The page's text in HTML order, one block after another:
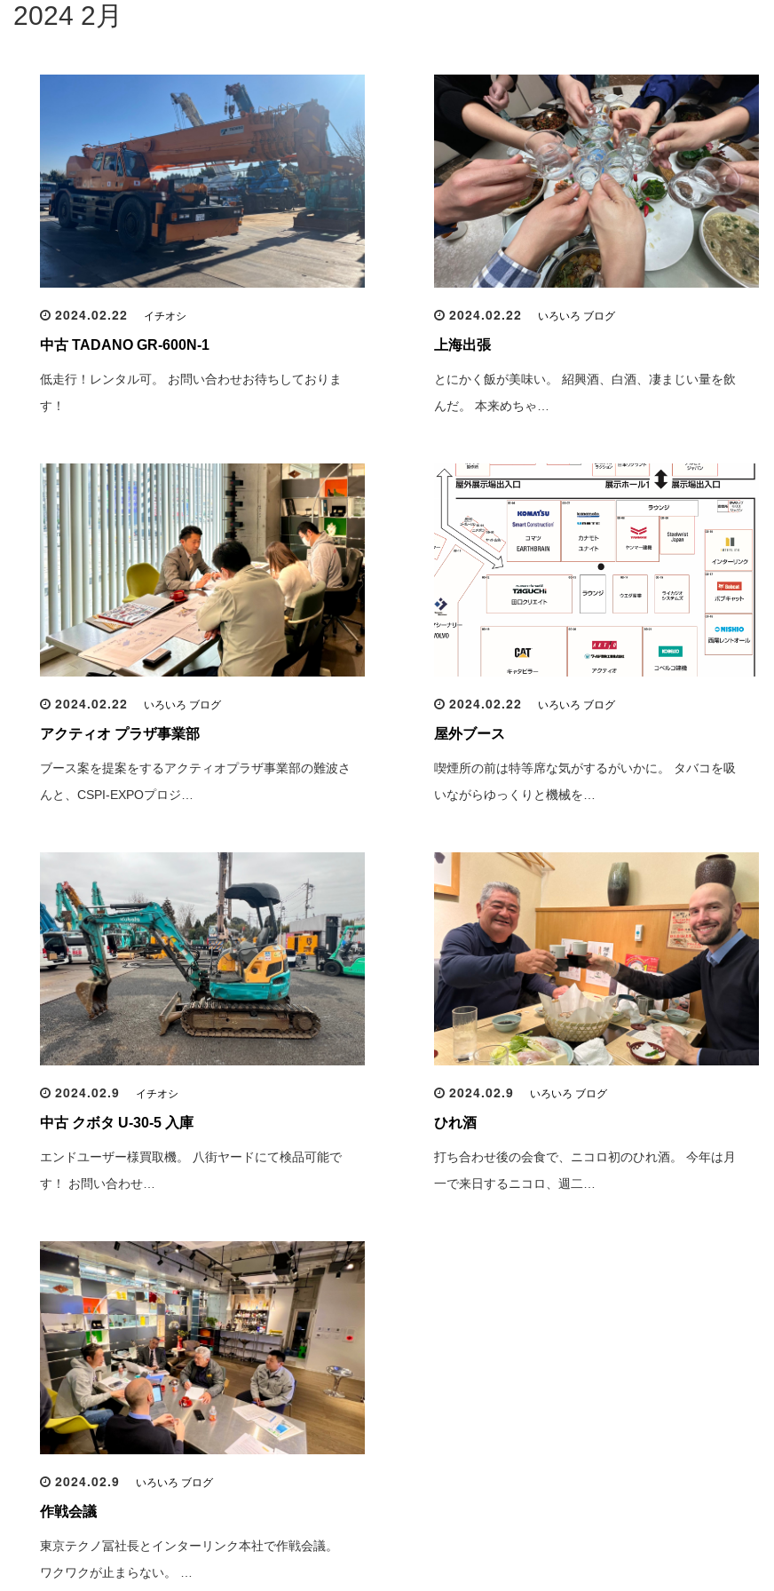
2024 2月
2024.02.22 イチオシ
中古 TADANO GR-600N-1
低走行！レンタル可。 お問い合わせお待ちしておりま
す！
2024.02.22 いろいろ ブログ
上海出張
とにかく飯が美味い。 紹興酒、白酒、凄まじい量を飲
んだ。 本来めちゃ…
2024.02.22 いろいろ ブログ
アクティオ プラザ事業部
ブース案を提案をするアクティオプラザ事業部の難波さ
んと、CSPI-EXPOプロジ…
2024.02.22 いろいろ ブログ
屋外ブース
喫煙所の前は特等席な気がするがいかに。 タバコを吸
いながらゆっくりと機械を…
2024.02.9 イチオシ
中古 クボタ U-30-5 入庫
エンドユーザー様買取機。 八街ヤードにて検品可能で
す！ お問い合わせ…
2024.02.9 いろいろ ブログ
ひれ酒
打ち合わせ後の会食で、ニコロ初のひれ酒。 今年は月
一で来日するニコロ、週二…
2024.02.9 いろいろ ブログ
作戦会議
東京テクノ冨社長とインターリンク本社で作戦会議。
ワクワクが止まらない。 …